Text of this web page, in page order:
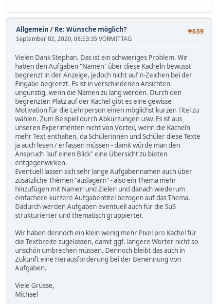
#639
Allgemein / Re: Wünsche möglich?
September 02, 2020, 08:53:35 VORMITTAG
Vielen Dank Stephan. Das ist ein schwieriges Problem. Wir
haben den Aufgaben "Namen" über diese Kacheln bewusst
begrenzt in der Anzeige, jedoch nicht auf n-Zeichen bei der
Eingabe begrenzt. Es ist in verschiedenen Ansichten
ungünstig, wenn die Namen zu lang werden. Durch den
begrenzten Platz auf der Kachel gibt es eine gewisse
Motivation für die Lehrperson einen möglichst kurzen Titel zu
wählen. Zum Beispiel durch Abkürzungen usw. Es ist aus
unseren Experimenten nicht von Vorteil, wenn die Kacheln
mehr Text enthalten, da Schülerinnen und Schüler diese Texte
ja auch lesen / erfassen müssen - damit würde man den
Anspruch "auf einen Blick" eine Übersicht zu bieten
entgegenwirken.
Eventuell lassen sich sehr lange Aufgabennamen auch über
zusätzliche Themen "auslagern" - also ein Thema mehr
hinzufügen mit Namen und Zielen und danach wiederum
einfachere kürzere Aufgabentitel bezogen auf das Thema.
Dadurch werden Aufgaben eventuell auch für die SuS
strukturierter und thematisch gruppierter.
Wir haben dennoch ein klein wenig mehr Pixel pro Kachel für
die Textbreite zugelassen, damit ggf. längere Wörter nicht so
unschön umbrechen müssen. Dennoch bleibt das auch in
Zukunft eine Herausforderung bei der Benennung von
Aufgaben.
Viele Grüsse,
Michael